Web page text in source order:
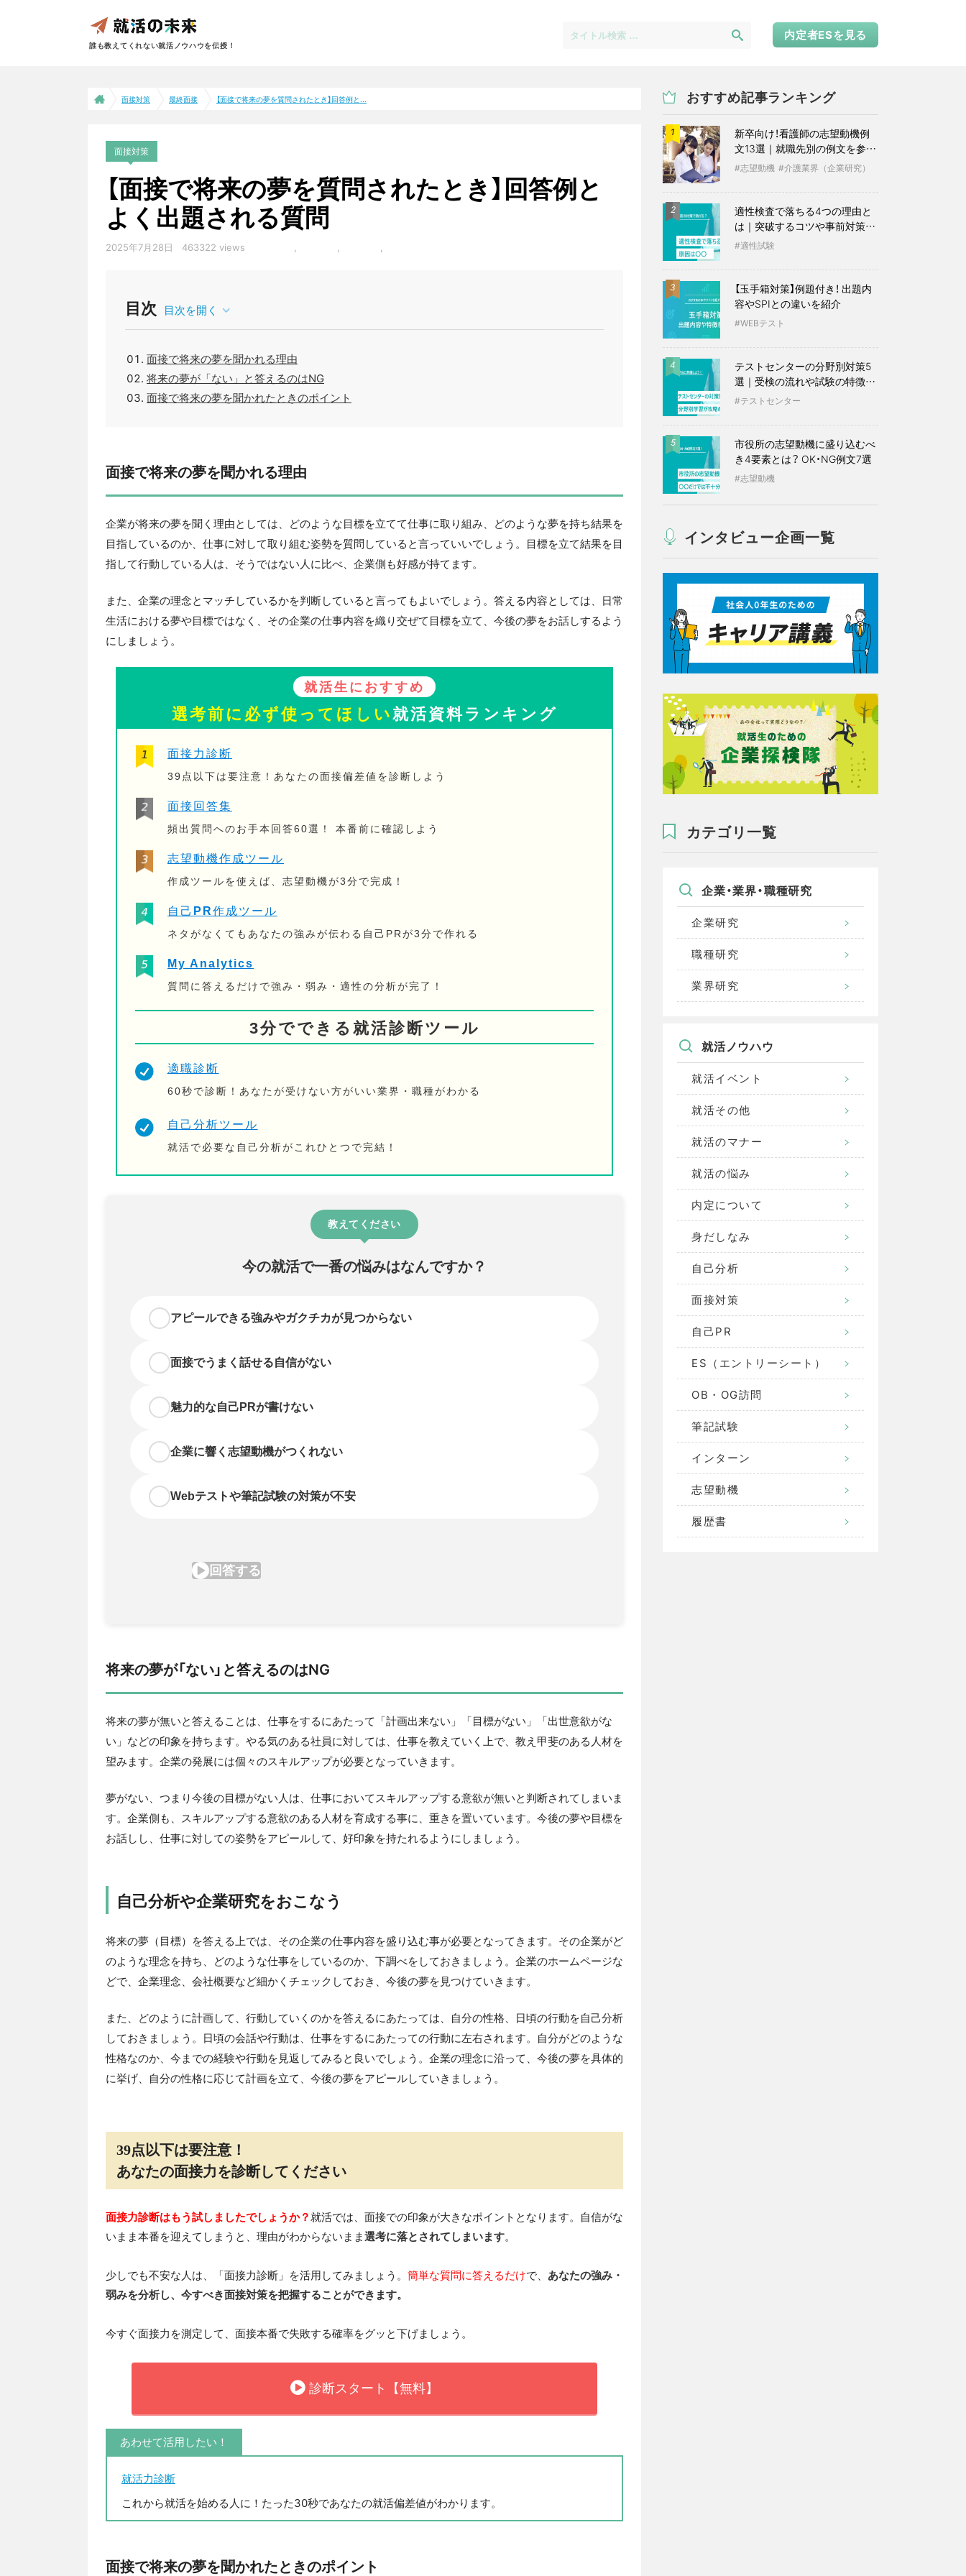
誰も教えてくれない就活ノウハウを伝授！
内定者ESを見る
面接対策 最終面接 【面接で将来の夢を質問されたとき】回答例と...
面接対策
【面接で将来の夢を質問されたとき】回答例と
よく出題される質問
2025年7月28日 463322 views
目次 目次を開く
面接で将来の夢を聞かれる理由
将来の夢が「ない」と答えるのはNG
面接で将来の夢を聞かれたときのポイント
面接で将来の夢を聞かれる理由
企業が将来の夢を聞く理由としては、どのような目標を立てて仕事に取り組み、どのような夢を持ち結果を
目指しているのか、仕事に対して取り組む姿勢を質問していると言っていいでしょう。目標を立て結果を目
指して行動している人は、そうではない人に比べ、企業側も好感が持てます。
また、企業の理念とマッチしているかを判断していると言ってもよいでしょう。答える内容としては、日常
生活における夢や目標ではなく、その企業の仕事内容を織り交ぜて目標を立て、今後の夢をお話しするよう
にしましょう。
就活生におすすめ
選考前に必ず使ってほしい就活資料ランキング
面接力診断
39点以下は要注意！あなたの面接偏差値を診断しよう
面接回答集
頻出質問へのお手本回答60選！ 本番前に確認しよう
志望動機作成ツール
作成ツールを使えば、志望動機が3分で完成！
自己PR作成ツール
ネタがなくてもあなたの強みが伝わる自己PRが3分で作れる
My Analytics
質問に答えるだけで強み・弱み・適性の分析が完了！
3分でできる就活診断ツール
適職診断
60秒で診断！あなたが受けない方がいい業界・職種がわかる
自己分析ツール
就活で必要な自己分析がこれひとつで完結！
将来の夢が「ない」と答えるのはNG
将来の夢が無いと答えることは、仕事をするにあたって「計画出来ない」「目標がない」「出世意欲がな
い」などの印象を持ちます。やる気のある社員に対しては、仕事を教えていく上で、教え甲斐のある人材を
望みます。企業の発展には個々のスキルアップが必要となっていきます。
夢がない、つまり今後の目標がない人は、仕事においてスキルアップする意欲が無いと判断されてしまいま
す。企業側も、スキルアップする意欲のある人材を育成する事に、重きを置いています。今後の夢や目標を
お話しし、仕事に対しての姿勢をアピールして、好印象を持たれるようにしましょう。
自己分析や企業研究をおこなう
将来の夢（目標）を答える上では、その企業の仕事内容を盛り込む事が必要となってきます。その企業がど
のような理念を持ち、どのような仕事をしているのか、下調べをしておきましょう。企業のホームページな
どで、企業理念、会社概要など細かくチェックしておき、今後の夢を見つけていきます。
また、どのように計画して、行動していくのかを答えるにあたっては、自分の性格、日頃の行動を自己分析
しておきましょう。日頃の会話や行動は、仕事をするにあたっての行動に左右されます。自分がどのような
性格なのか、今までの経験や行動を見返してみると良いでしょう。企業の理念に沿って、今後の夢を具体的
に挙げ、自分の性格に応じて計画を立て、今後の夢をアピールしていきましょう。
39点以下は要注意！
あなたの面接力を診断してください
面接力診断はもう試しましたでしょうか？就活では、面接での印象が大きなポイントとなります。自信がな
いまま本番を迎えてしまうと、理由がわからないまま選考に落とされてしまいます。
少しでも不安な人は、「面接力診断」を活用してみましょう。 簡単な質問に答えるだけで、 あなたの強み・
弱みを分析し、今すべき面接対策を把握することができます。
今すぐ面接力を測定して、面接本番で失敗する確率をグッと下げましょう。
診断スタート【無料】
あわせて活用したい！
就活力診断
これから就活を始める人に！たった30秒であなたの就活偏差値がわかります。
面接で将来の夢を聞かれたときのポイント
おすすめ記事ランキング
1
新卒向け！看護師の志望動機例
文13選｜就職先別の例文を参考
に志望動機 介護業界（企業研究）
2
適性検査で落ちる4つの理由と
は｜突破するコツや事前対策も
紹介
適性試験
3
【玉手箱対策】例題付き！ 出題内
容やSPIとの違いを紹介
WEBテスト
4
テストセンターの分野別対策5
選｜受検の流れや試験の特徴も
紹介
テストセンター
5
市役所の志望動機に盛り込むべ
き4要素とは？ OK・NG例文7選
志望動機
インタビュー企画一覧
カテゴリ一覧
企業・業界・職種研究
企業研究
職種研究
業界研究
就活ノウハウ
就活イベント
就活その他
就活のマナー
就活の悩み
内定について
身だしなみ
自己分析
面接対策
自己PR
ES（エントリーシート）
OB・OG訪問
筆記試験
インターン
志望動機
履歴書